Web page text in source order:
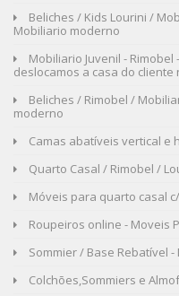
Beliches / Kids Lourini /
Mobiliario moderno
Mobiliario Juvenil -
deslocamos a casa do
Beliches / Rimobel /
moderno
Camas abatíveis vertical e
Quarto Casal / Rimobel /
Móveis para quarto casal
Roupeiros online - Moveis
Sommier / Base Rebatível -
Colchões,Sommiers e